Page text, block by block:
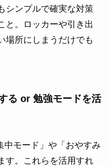
シンプルで確実な対策
と。ロッカーや引き出
場所にしまうだけでも
る or 勉強モードを活
中モード」や「おやすみ
す。これらを活用すれ